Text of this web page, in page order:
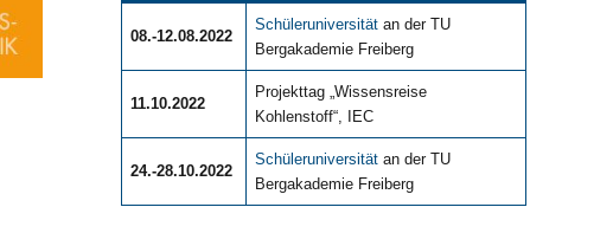
08.-12.08.2022
Schüleruniversitätan der TU
Bergakademie Freiberg
11.10.2022
Projekttag „Wissensreise
Kohlenstoff“, IEC
24.-28.10.2022
Schüleruniversitätan der TU
Bergakademie Freiberg